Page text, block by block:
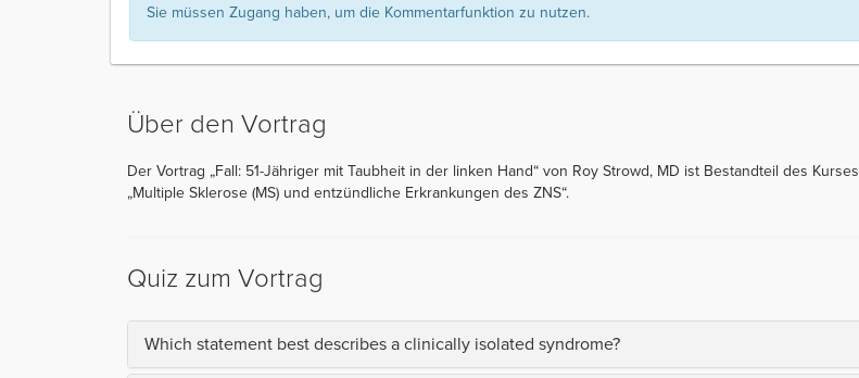
Sie müssen Zugang haben, um die Kommentarfunktion zu nutzen.
Über den Vortrag
Der Vortrag „Fall: 51-Jähriger mit Taubheit in der linken Hand“ von Roy Strowd, MD ist Bestandteil des Kurses
„Multiple Sklerose (MS) und entzündliche Erkrankungen des ZNS“.
Quiz zum Vortrag
Which statement best describes a clinically isolated syndrome?